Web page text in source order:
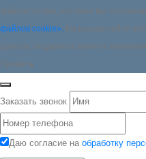
файлах cookie, которые мы
файлов cookie».
На нашем сайте
данных, подробнее можете
Принять
Заказать звонок
Даю согласие на обработку